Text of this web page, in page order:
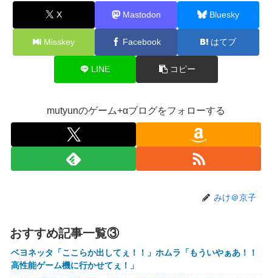
最大1440p動作」
【艦これ】E4とE5はどっちの方が難しい？ E5甲はウイニン
グランって聞いたんだけど
【艦これ】今から提督に着任するなら皆吹雪初期艦なんだろ
【悲報】風俗嬢やってる女の末路ｗｗｗｗｗｗｗｗｗｗｗ
【警告】社会人「スムージーにキウイ皮ごと入れよ。これ美
容にいいんだよね〜」→ 結果…
【画像】コスプレイヤーが死ぬ気で痩せた結果ｗｗｗｗ
【衝撃】クルタ族虐 殺の犯人、ツェリードニヒで確定！ク
オコエ瑠偉、メキシコに渡って2球団を即クビ→SNS更新が3
ヶ月間止まって消息不明に
町の弁当屋「申し訳ないが消費税1%になったらその分商品
代を値上げするわ」
X Mastodon Bluesky
Misskey Facebook はてブ
LINE コピー
mutyunのゲーム+αブログをフォローする
みけ＠京子
おすすめ記事一覧③
ベヨネッタ「ここらか出してぇ！！」ホムラ「もういやぁあ！！
高性能ゲーム機に行かせてぇ！」